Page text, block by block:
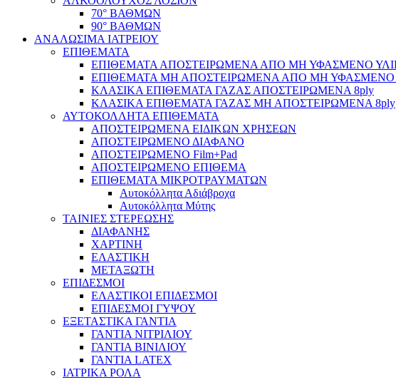
70° ΒΑΘΜΩΝ
90° ΒΑΘΜΩΝ
ΑΝΑΛΩΣΙΜΑ ΙΑΤΡΕΙΟΥ
ΕΠΙΘΕΜΑΤΑ
ΕΠΙΘΕΜΑΤΑ ΑΠΟΣΤΕΙΡΩΜΕΝΑ ΑΠΟ ΜΗ ΥΦΑΣΜΕΝΟ
ΕΠΙΘΕΜΑΤΑ ΜΗ ΑΠΟΣΤΕΙΡΩΜΕΝΑ ΑΠΟ ΜΗ ΥΦΑΣΜΕΝΟ
ΚΛΑΣΙΚΑ ΕΠΙΘΕΜΑΤΑ ΓΑΖΑΣ ΑΠΟΣΤΕΙΡΩΜΕΝΑ 8ply
ΚΛΑΣΙΚΑ ΕΠΙΘΕΜΑΤΑ ΓΑΖΑΣ ΜΗ ΑΠΟΣΤΕΙΡΩΜΕΝΑ 8ply
ΑΥΤΟΚΟΛΛΗΤΑ ΕΠΙΘΕΜΑΤΑ
ΑΠΟΣΤΕΙΡΩΜΕΝΑ ΕΙΔΙΚΩΝ ΧΡΗΣΕΩΝ
ΑΠΟΣΤΕΙΡΩΜΕΝΟ ΔΙΑΦΑΝΟ
ΑΠΟΣΤΕΙΡΩΜΕΝΟ Film+Pad
ΑΠΟΣΤΕΙΡΩΜΕΝΟ ΕΠΙΘΕΜΑ
ΕΠΙΘΕΜΑΤΑ ΜΙΚΡΟΤΡΑΥΜΑΤΩΝ
Αυτοκόλλητα Αδιάβροχα
Αυτοκόλλητα Μύτης
ΤΑΙΝΙΕΣ ΣΤΕΡΕΩΣΗΣ
ΔΙΑΦΑΝΗΣ
ΧΑΡΤΙΝΗ
ΕΛΑΣΤΙΚΗ
ΜΕΤΑΞΩΤΗ
ΕΠΙΔΕΣΜΟΙ
ΕΛΑΣΤΙΚΟΙ ΕΠΙΔΕΣΜΟΙ
ΕΠΙΔΕΣΜΟΙ ΓΥΨΟΥ
ΕΞΕΤΑΣΤΙΚΑ ΓΑΝΤΙΑ
ΓΑΝΤΙΑ ΝΙΤΡΙΛΙΟΥ
ΓΑΝΤΙΑ ΒΙΝΙΛΙΟΥ
ΓΑΝΤΙΑ LATEX
ΙΑΤΡΙΚΑ ΡΟΛΑ